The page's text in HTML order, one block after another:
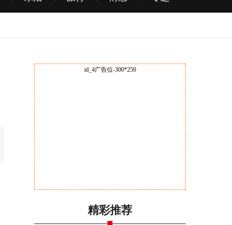
id_4广告位-300*250
精彩推荐